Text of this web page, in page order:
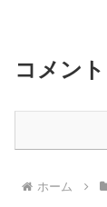
コメント
ホーム